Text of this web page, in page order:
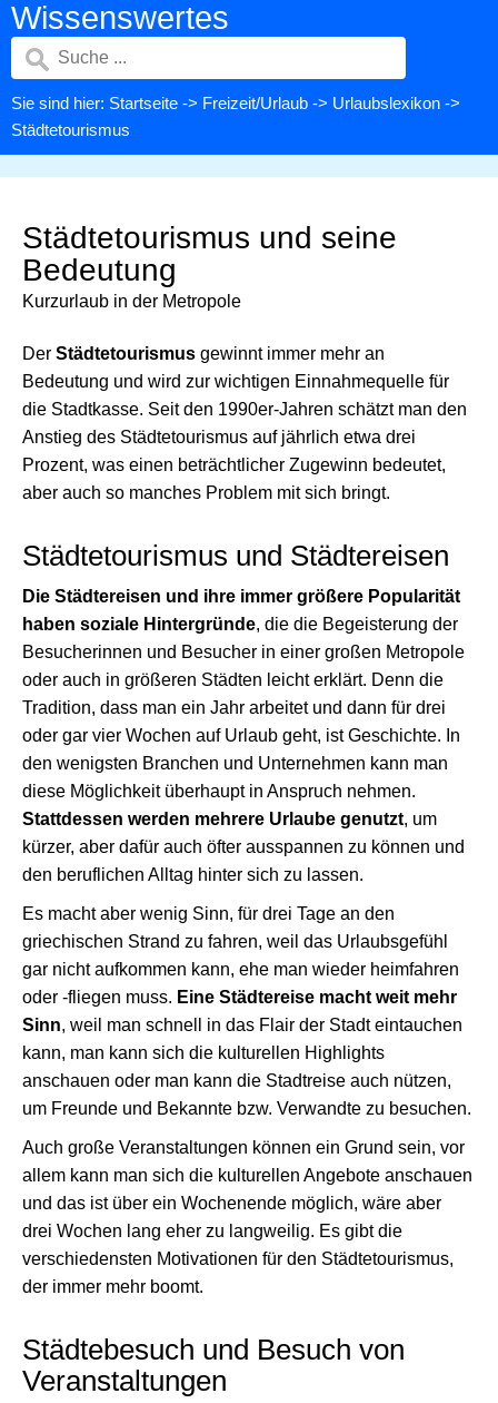
Wissenswertes
Sie sind hier: Startseite -> Freizeit/Urlaub -> Urlaubslexikon ->
Städtetourismus
Städtetourismus und seine
Bedeutung
Kurzurlaub in der Metropole
Der Städtetourismus gewinnt immer mehr an
Bedeutung und wird zur wichtigen Einnahmequelle für
die Stadtkasse. Seit den 1990er-Jahren schätzt man den
Anstieg des Städtetourismus auf jährlich etwa drei
Prozent, was einen beträchtlicher Zugewinn bedeutet,
aber auch so manches Problem mit sich bringt.
Städtetourismus und Städtereisen
Die Städtereisen und ihre immer größere Popularität
haben soziale Hintergründe, die die Begeisterung der
Besucherinnen und Besucher in einer großen Metropole
oder auch in größeren Städten leicht erklärt. Denn die
Tradition, dass man ein Jahr arbeitet und dann für drei
oder gar vier Wochen auf Urlaub geht, ist Geschichte. In
den wenigsten Branchen und Unternehmen kann man
diese Möglichkeit überhaupt in Anspruch nehmen.
Stattdessen werden mehrere Urlaube genutzt, um
kürzer, aber dafür auch öfter ausspannen zu können und
den beruflichen Alltag hinter sich zu lassen.
Es macht aber wenig Sinn, für drei Tage an den
griechischen Strand zu fahren, weil das Urlaubsgefühl
gar nicht aufkommen kann, ehe man wieder heimfahren
oder -fliegen muss. Eine Städtereise macht weit mehr
Sinn, weil man schnell in das Flair der Stadt eintauchen
kann, man kann sich die kulturellen Highlights
anschauen oder man kann die Stadtreise auch nützen,
um Freunde und Bekannte bzw. Verwandte zu besuchen.
Auch große Veranstaltungen können ein Grund sein, vor
allem kann man sich die kulturellen Angebote anschauen
und das ist über ein Wochenende möglich, wäre aber
drei Wochen lang eher zu langweilig. Es gibt die
verschiedensten Motivationen für den Städtetourismus,
der immer mehr boomt.
Städtebesuch und Besuch von
Veranstaltungen